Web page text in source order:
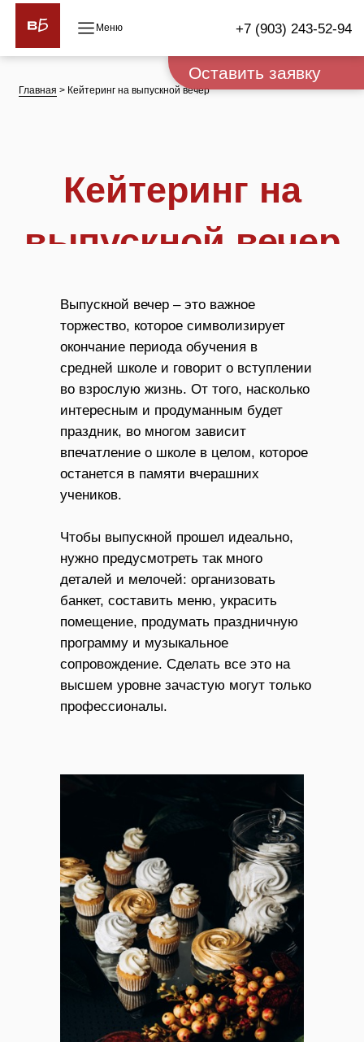
+7 (903) 243-52-94
Оставить заявку
Главная > Кейтеринг на выпускной вечер
Кейтеринг на
выпускной вечер
Выпускной вечер – это важное
торжество, которое символизирует
окончание периода обучения в
средней школе и говорит о вступлении
во взрослую жизнь. От того, насколько
интересным и продуманным будет
праздник, во многом зависит
впечатление о школе в целом, которое
останется в памяти вчерашних
учеников.
Чтобы выпускной прошел идеально,
нужно предусмотреть так много
деталей и мелочей: организовать
банкет, составить меню, украсить
помещение, продумать праздничную
программу и музыкальное
сопровождение. Сделать все это на
высшем уровне зачастую могут только
профессионалы.